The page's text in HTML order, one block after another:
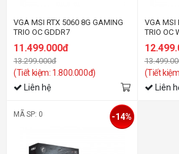
VGA MSI RTX 5060 8G GAMING
TRIO OC GDDR7
11.499.000đ
13.299.000đ
(Tiết kiệm: 1.800.000đ)
Liên hệ
VGA MSI
TRIO OC
(Tiết
Liên
MÃ SP: 0 -14%